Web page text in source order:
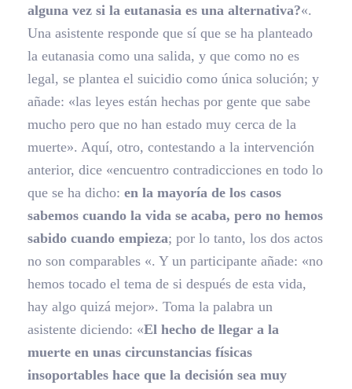
alguna vez si la eutanasia es una alternativa?«.
Una asistente responde que sí que se ha planteado
la eutanasia como una salida, y que como no es
legal, se plantea el suicidio como única solución; y
añade: «las leyes están hechas por gente que sabe
mucho pero que no han estado muy cerca de la
muerte». Aquí, otro, contestando a la intervención
anterior, dice «encuentro contradicciones en todo lo
que se ha dicho: en la mayoría de los casos
sabemos cuando la vida se acaba, pero no hemos
sabido cuando empieza; por lo tanto, los dos actos
no son comparables «. Y un participante añade: «no
hemos tocado el tema de si después de esta vida,
hay algo quizá mejor». Toma la palabra un
asistente diciendo: «El hecho de llegar a la
muerte en unas circunstancias físicas
insoportables hace que la decisión sea muy